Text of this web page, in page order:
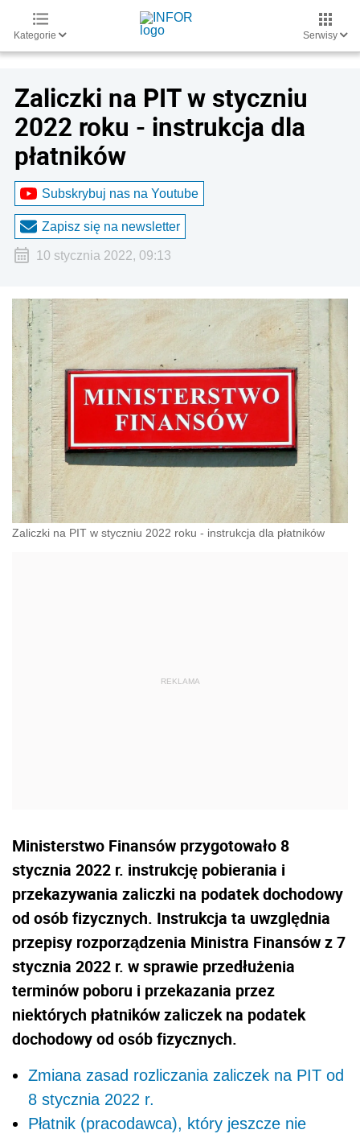
Kategorie Serwisy
Zaliczki na PIT w styczniu
2022 roku - instrukcja dla
płatników
Subskrybuj nas na Youtube
Zapisz się na newsletter
10 stycznia 2022, 09:13
Zaliczki na PIT w styczniu 2022 roku - instrukcja dla płatników
Ministerstwo Finansów przygotowało 8
stycznia 2022 r. instrukcję pobierania i
przekazywania zaliczki na podatek dochodowy
od osób fizycznych. Instrukcja ta uwzględnia
przepisy rozporządzenia Ministra Finansów z 7
stycznia 2022 r. w sprawie przedłużenia
terminów poboru i przekazania przez
niektórych płatników zaliczek na podatek
dochodowy od osób fizycznych.
Zmiana zasad rozliczania zaliczek na PIT od
8 stycznia 2022 r.
Płatnik (pracodawca), który jeszcze nie